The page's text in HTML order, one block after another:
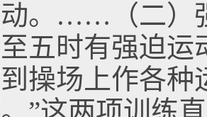
。……（二）
五时有强迫
操场上作各